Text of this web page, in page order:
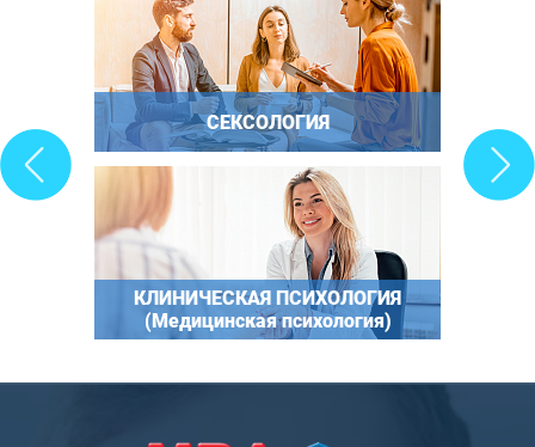
СЕКСОЛОГИЯ
КЛИНИЧЕСКАЯ ПСИХОЛОГИЯ
(Медицинская психология)